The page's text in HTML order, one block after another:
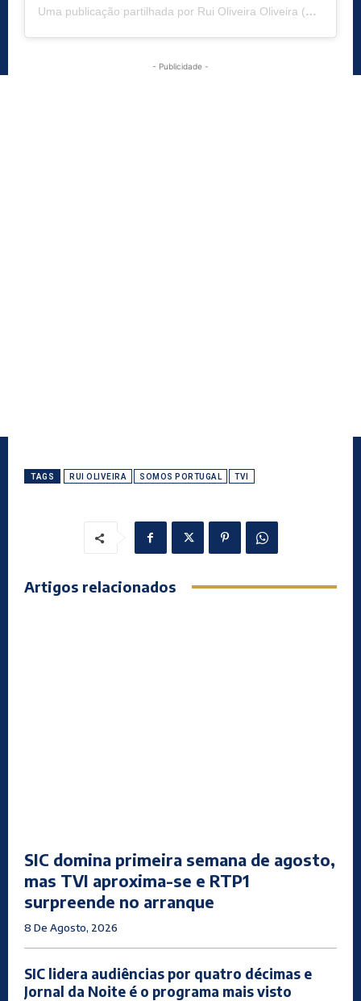
Uma publicação partilhada por Rui Oliveira Oliveira (@ruideoliveiranunes)
- Publicidade -
TAGS RUI OLIVEIRA SOMOS PORTUGAL TVI
Artigos relacionados
SIC domina primeira semana de agosto,
mas TVI aproxima-se e RTP1
surpreende no arranque
8 De Agosto, 2026
SIC lidera audiências por quatro décimas e
Jornal da Noite é o programa mais visto